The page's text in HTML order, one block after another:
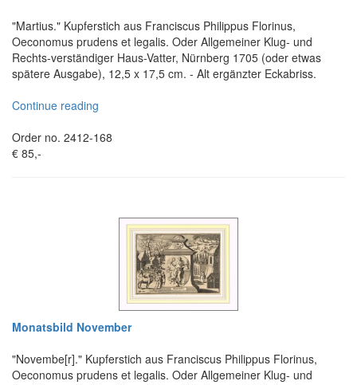
"Martius." Kupferstich aus Franciscus Philippus Florinus,
Oeconomus prudens et legalis. Oder Allgemeiner Klug- und
Rechts-verständiger Haus-Vatter, Nürnberg 1705 (oder etwas
spätere Ausgabe), 12,5 x 17,5 cm. - Alt ergänzter Eckabriss.
Continue reading
Order no. 2412-168
€ 85,-
Monatsbild November
"Novembe[r]." Kupferstich aus Franciscus Philippus Florinus,
Oeconomus prudens et legalis. Oder Allgemeiner Klug- und